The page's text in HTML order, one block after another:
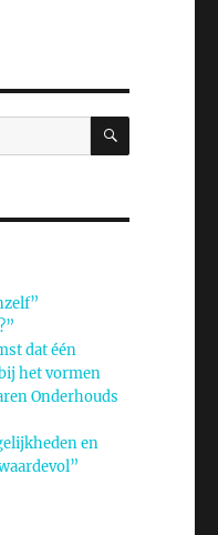
ZOEKEN
dat één
het vormen
Onderhouds
en